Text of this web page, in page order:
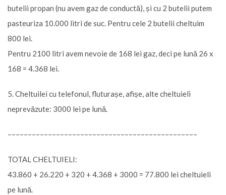
butelii propan (nu avem gaz de conductă), și cu 2 butelii putem
pasteuriza 10.000 litri de suc. Pentru cele 2 butelii cheltuim
800 lei.
Pentru 2100 litri avem nevoie de 168 lei gaz, deci pe lună 26 x
168 = 4.368 lei.
5. Cheltuilei cu telefonul, fluturașe, afișe, alte cheltuieli
neprevăzute: 3000 lei pe lună.
–––––––––––––––––––––––––––––––––––––––––––––––
TOTAL CHELTUIELI:
43.860 + 26.220 + 320 + 4.368 + 3000 = 77.800 lei cheltuieli
pe lună.